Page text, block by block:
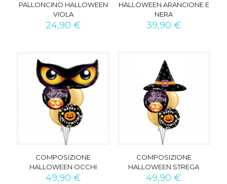
PALLONCINO HALLOWEEN
VIOLA
24,90 €
HALLOWEEN ARANCIONE E
NERA
39,90 €
COMPOSIZIONE
HALLOWEEN OCCHI
49,90 €
COMPOSIZIONE
HALLOWEEN STREGA
49,90€